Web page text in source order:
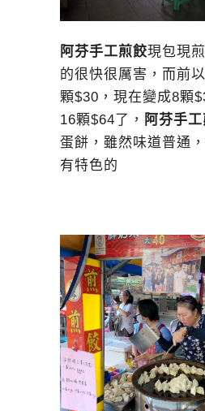
阿芬手工煎餃現包現
的很快很厲害，而前
顆$30，現在變成8顆
16顆$64了， 阿芬手
蛋餅，雖然味道普通
有特色的